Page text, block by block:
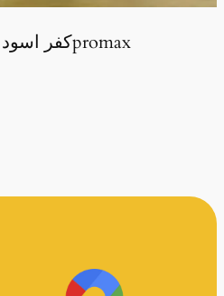
كفر اسود مع مسكة مغناطيس 12promax